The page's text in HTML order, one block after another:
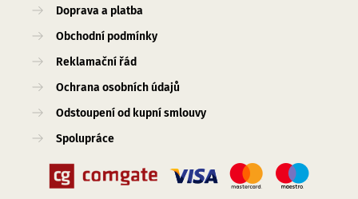
Doprava a platba
Obchodní podmínky
Reklamační řád
Ochrana osobních údajů
Odstoupení od kupní smlouvy
Spolupráce